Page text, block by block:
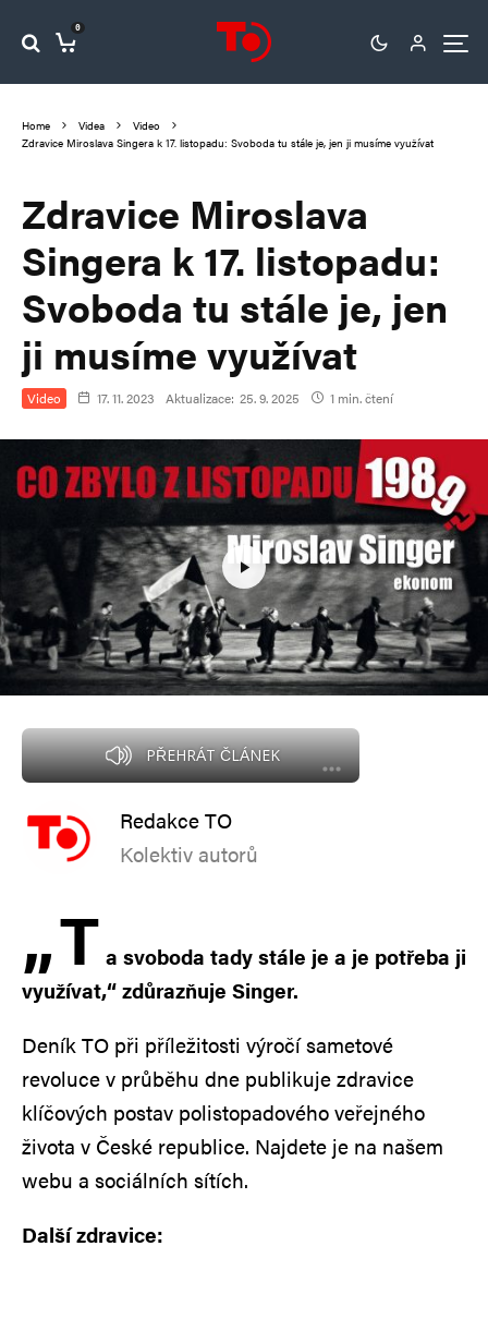
0
Home Videa
Video
Zdravice Miroslava Singera k 17. listopadu: Svoboda tu stále je, jen ji musíme využívat
Zdravice Miroslava
Singera k 17. listopadu:
Svoboda tu stále je, jen
ji musíme využívat
Video 17. 11. 2023 Aktualizace: 25. 9. 2025 1 min. čtení
PŘEHRÁT ČLÁNEK
Redakce TO
Kolektiv autorů
„T a svoboda tady stále je a je potřeba ji
využívat,“ zdůrazňuje Singer.
Deník TO při příležitosti výročí sametové
revoluce v průběhu dne publikuje zdravice
klíčových postav polistopadového veřejného
života v České republice. Najdete je na našem
webu a sociálních sítích.
Další zdravice: